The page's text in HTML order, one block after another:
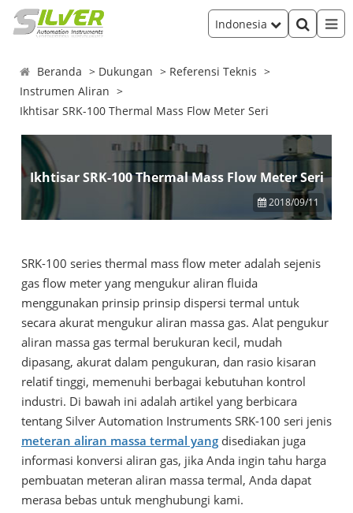
Indonesia
Beranda Dukungan
Referensi Teknis
Instrumen Aliran
Ikhtisar SRK-100 Thermal Mass Flow Meter Seri
Ikhtisar SRK-100 Thermal Mass Flow Meter Seri
2018/09/11
SRK-100 series thermal mass flow meter adalah sejenis
gas flow meter yang mengukur aliran fluida
menggunakan prinsip prinsip dispersi termal untuk
secara akurat mengukur aliran massa gas. Alat pengukur
aliran massa gas termal berukuran kecil, mudah
dipasang, akurat dalam pengukuran, dan rasio kisaran
relatif tinggi, memenuhi berbagai kebutuhan kontrol
industri. Di bawah ini adalah artikel yang berbicara
tentang Silver Automation Instruments SRK-100 seri jenis
meteran aliran massa termal yang disediakan juga
informasi konversi aliran gas, jika Anda ingin tahu harga
pembuatan meteran aliran massa termal, Anda dapat
merasa bebas untuk menghubungi kami.